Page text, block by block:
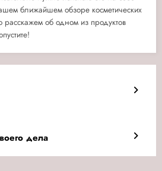
ближайшем обзоре косметических
расскажем об одном из продуктов
дела